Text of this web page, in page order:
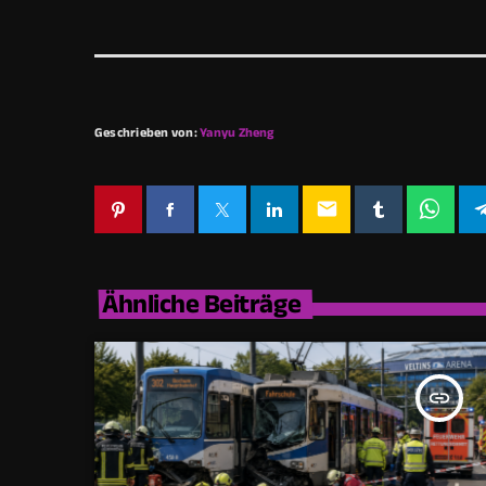
Geschrieben von:Yanyu Zheng
email
Ähnliche Beiträge
insert_link